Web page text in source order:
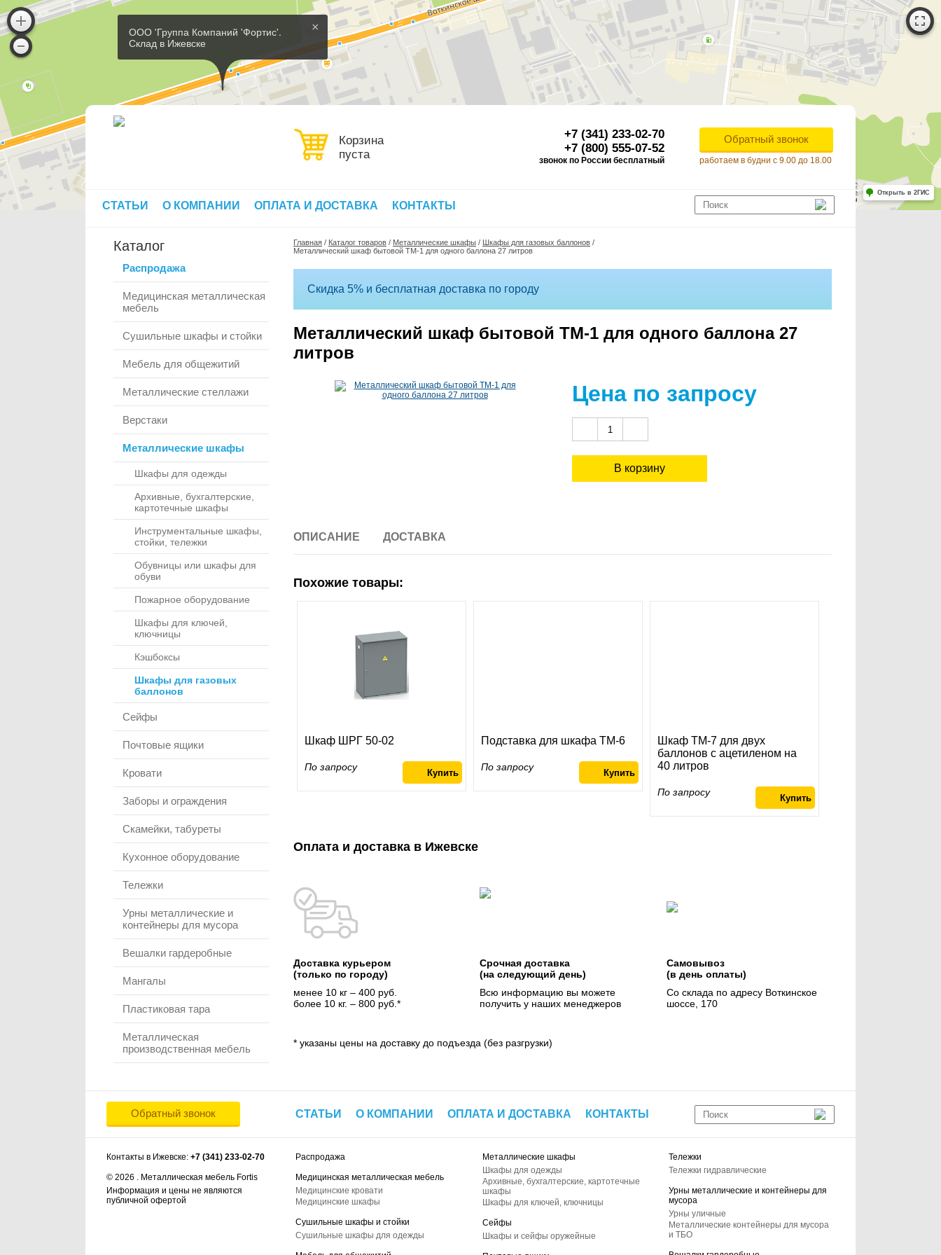
×
ООО 'Группа Компаний 'Фортис'.
Склад в Ижевске
Работает на API 2ГИС
Лицензионное соглашение
Для корректной работы Raster JS API нужен ключ. Помощь: api@2gis.ru
Открыть в 2ГИС
Корзина
пуста
+7 (341) 233-02-70
+7 (800) 555-07-52
звонок по России бесплатный
Обратный звонок
работаем в будни с 9.00 до 18.00
СТАТЬИ О КОМПАНИИ ОПЛАТА И ДОСТАВКА КОНТАКТЫ
Каталог
Распродажа
Медицинская металлическая
мебель
Сушильные шкафы и стойки
Мебель для общежитий
Металлические стеллажи
Верстаки
Металлические шкафы
Шкафы для одежды
Архивные, бухгалтерские,
картотечные шкафы
Инструментальные шкафы,
стойки, тележки
Обувницы или шкафы для
обуви
Пожарное оборудование
Шкафы для ключей,
ключницы
Кэшбоксы
Шкафы для газовых
баллонов
Сейфы
Почтовые ящики
Кровати
Заборы и ограждения
Скамейки, табуреты
Кухонное оборудование
Тележки
Урны металлические и
контейнеры для мусора
Вешалки гардеробные
Мангалы
Пластиковая тара
Металлическая
производственная мебель
Главная / Каталог товаров / Металлические шкафы / Шкафы для газовых баллонов /
Металлический шкаф бытовой ТМ-1 для одного баллона 27 литров
Скидка 5% и бесплатная доставка по городу
Металлический шкаф бытовой ТМ-1 для одного баллона 27
литров
Цена по запросу
ОПИСАНИЕ ДОСТАВКА
Похожие товары:
Шкаф ШРГ 50-02
По запросу
Подставка для шкафа ТМ-6
По запросу
Шкаф ТМ-7 для двух
баллонов с ацетиленом на
40 литров
По запросу
Оплата и доставка в Ижевске
Доставка курьером
(только по городу)
менее 10 кг – 400 руб.
более 10 кг. – 800 руб.*
Срочная доставка
(на следующий день)
Всю информацию вы можете
получить у наших менеджеров
Самовывоз
(в день оплаты)
Со склада по адресу Воткинское
шоссе, 170
* указаны цены на доставку до подъезда (без разгрузки)
Обратный звонок СТАТЬИ О КОМПАНИИ ОПЛАТА И ДОСТАВКА КОНТАКТЫ
Контакты в Ижевске: +7 (341) 233-02-70
© 2026 . Металлическая мебель Fortis
Информация и цены не являются
публичной офертой
Распродажа
Медицинская металлическая мебель
Медицинские кровати
Медицинские шкафы
Сушильные шкафы и стойки
Сушильные шкафы для одежды
Металлические шкафы
Шкафы для одежды
Архивные, бухгалтерские, картотечные
шкафы
Шкафы для ключей, ключницы
Сейфы
Шкафы и сейфы оружейные
Тележки
Тележки гидравлические
Урны металлические и контейнеры для
мусора
Урны уличные
Металлические контейнеры для мусора
и ТБО